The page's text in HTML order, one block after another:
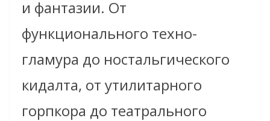
и фантазии. От
функционального техно-
гламура до ностальгического
кидалта, от утилитарного
горпкора до театрального